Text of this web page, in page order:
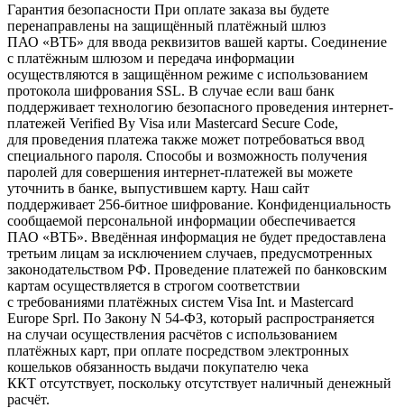
Гарантия безопасности При оплате заказа вы будете
перенаправлены на защищённый платёжный шлюз
ПАО «ВТБ» для ввода реквизитов вашей карты. Соединение
с платёжным шлюзом и передача информации
осуществляются в защищённом режиме с использованием
протокола шифрования SSL. В случае если ваш банк
поддерживает технологию безопасного проведения интернет-
платежей Verified By Visa или Mastercard Secure Code,
для проведения платежа также может потребоваться ввод
специального пароля. Способы и возможность получения
паролей для совершения интернет-платежей вы можете
уточнить в банке, выпустившем карту. Наш сайт
поддерживает 256-битное шифрование. Конфиденциальность
сообщаемой персональной информации обеспечивается
ПАО «ВТБ». Введённая информация не будет предоставлена
третьим лицам за исключением случаев, предусмотренных
законодательством РФ. Проведение платежей по банковским
картам осуществляется в строгом соответствии
с требованиями платёжных систем Visa Int. и Mastercard
Europe Sprl. По Закону N 54-ФЗ, который распространяется
на случаи осуществления расчётов с использованием
платёжных карт, при оплате посредством электронных
кошельков обязанность выдачи покупателю чека
ККТ отсутствует, поскольку отсутствует наличный денежный
расчёт.